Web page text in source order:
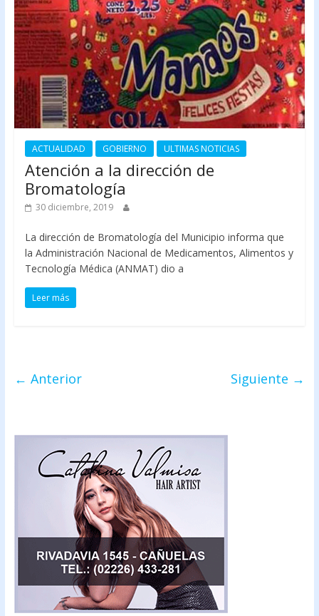
ACTUALIDAD GOBIERNO ULTIMAS NOTICIAS
Atención a la dirección de
Bromatología
30 diciembre, 2019
La dirección de Bromatología del Municipio informa que
la Administración Nacional de Medicamentos, Alimentos y
Tecnología Médica (ANMAT) dio a
Leer más
← Anterior Siguiente →